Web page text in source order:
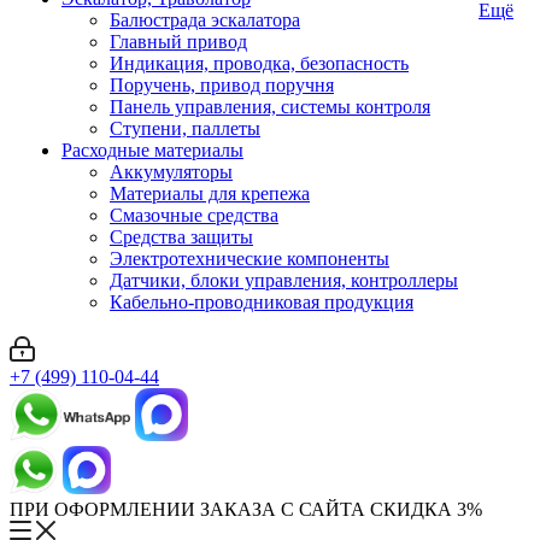
Балюстрада эскалатора
Главный привод
Индикация, проводка, безопасность
Поручень, привод поручня
Панель управления, системы контроля
Ступени, паллеты
Расходные материалы
Аккумуляторы
Материалы для крепежа
Смазочные средства
Средства защиты
Электротехнические компоненты
Датчики, блоки управления, контроллеры
Кабельно-проводниковая продукция
Ещё
+7 (499) 110-04-44
ПРИ ОФОРМЛЕНИИ ЗАКАЗА С САЙТА СКИДКА 3%